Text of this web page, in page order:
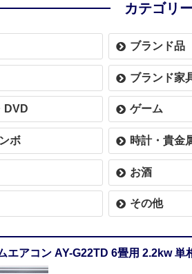
カテゴリ
ブランド品
ブランド家
DVD ゲーム
ボ 時計・貴金
お酒
その他
エアコン AY-G22TD 6畳用 2.2kw 単